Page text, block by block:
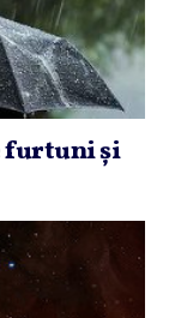
furtuni şi